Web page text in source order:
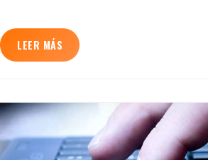
LEER MÁS